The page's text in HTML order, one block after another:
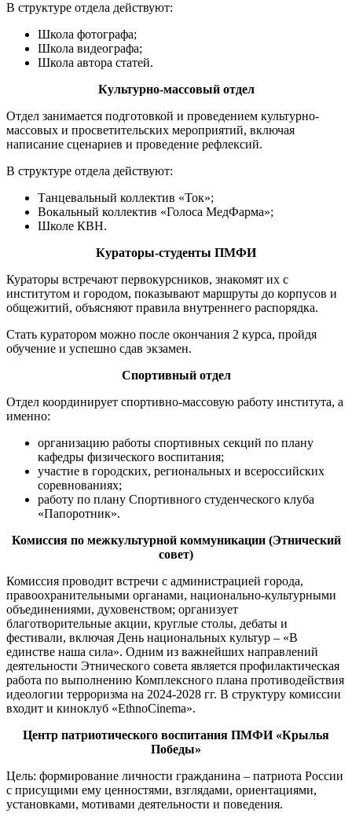
В структуре отдела действуют:
Школа фотографа;
Школа видеографа;
Школа автора статей.
Культурно-массовый отдел
Отдел занимается подготовкой и проведением культурно-
массовых и просветительских мероприятий, включая
написание сценариев и проведение рефлексий.
В структуре отдела действуют:
Танцевальный коллектив «Ток»;
Вокальный коллектив «Голоса МедФарма»;
Школе КВН.
Кураторы-студенты ПМФИ
Кураторы встречают первокурсников, знакомят их с
институтом и городом, показывают маршруты до корпусов и
общежитий, объясняют правила внутреннего распорядка.
Стать куратором можно после окончания 2 курса, пройдя
обучение и успешно сдав экзамен.
Спортивный отдел
Отдел координирует спортивно-массовую работу института, а
именно:
организацию работы спортивных секций по плану
кафедры физического воспитания;
участие в городских, региональных и всероссийских
соревнованиях;
работу по плану Спортивного студенческого клуба
«Папоротник».
Комиссия по межкультурной коммуникации (Этнический
совет)
Комиссия проводит встречи с администрацией города,
правоохранительными органами, национально-культурными
объединениями, духовенством; организует
благотворительные акции, круглые столы, дебаты и
фестивали, включая День национальных культур – «В
единстве наша сила». Одним из важнейших направлений
деятельности Этнического совета является профилактическая
работа по выполнению Комплексного плана противодействия
идеологии терроризма на 2024-2028 гг. В структуру комиссии
входит и киноклуб «EthnoCinema».
Центр патриотического воспитания ПМФИ «Крылья
Победы»
Цель: формирование личности гражданина – патриота России
с присущими ему ценностями, взглядами, ориентациями,
установками, мотивами деятельности и поведения.